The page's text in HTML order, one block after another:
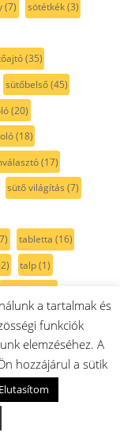
(7) sötétkék(3)
(35)
sütőbelső(45)
(20)
(18)
(17)
sütő világítás (7)
tabletta (16)
talp(1)
tassimo(41)
teleszkópcső(9)
(1)
(4)
a tartalmak és
funkciók
elemzéséhez. A
hozzájárul a sütik
Elutasítom